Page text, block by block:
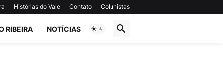
Histórias do Vale Contato Colunistas
RIBEIRA NOTÍCIAS